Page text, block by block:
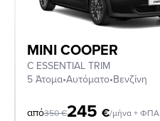
MINI COOPER
C ESSENTIAL TRIM
5 Άτομα•Αυτόματο•Βενζίνη
από350€245 €/μήνα + ΦΠΑ